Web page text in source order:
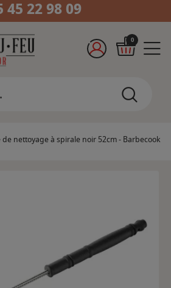
45 22 98 09
0
nettoyage à spirale noir 52cm - Barbecook